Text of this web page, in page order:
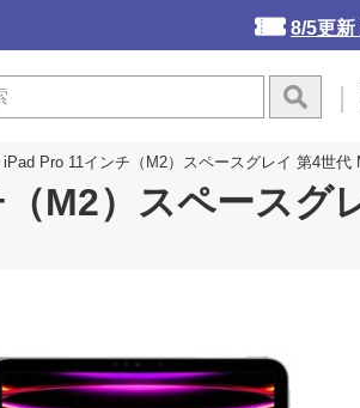
8/5更新
Pro 11インチ（M2）スペースグレイ 第4世代
M2）スペースグ